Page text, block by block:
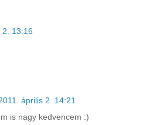
2. 13:16
április 2. 14:21
is nagy kedvencem :)